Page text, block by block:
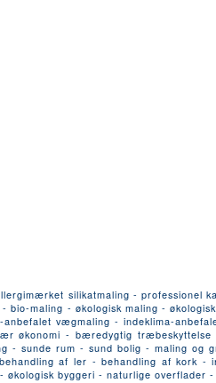
silikatmaling - professionel
maling - økologisk maling -
vægmaling - indeklima-
- bæredygtig
sunde rum - sund bolig - maling
af ler - behandling af kork -
byggeri - naturlige